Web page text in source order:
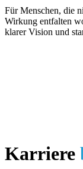
Für Menschen, die
Wirkung entfalten
klarer Vision und
Karriere